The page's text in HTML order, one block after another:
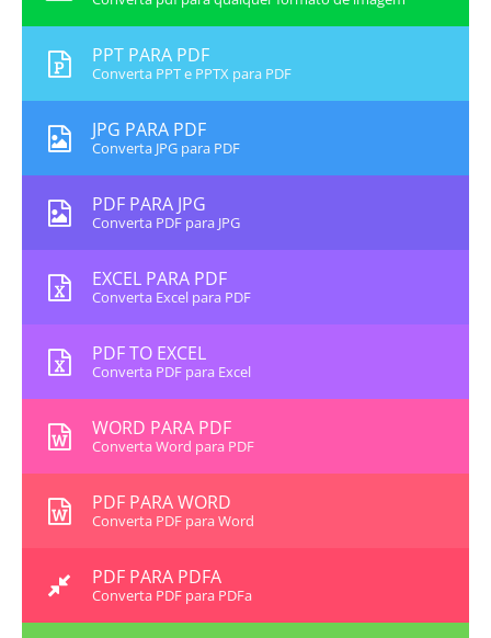
PPT PARA PDF
Converta PPT e PPTX para PDF
JPG PARA PDF
Converta JPG para PDF
PDF PARA JPG
Converta PDF para JPG
EXCEL PARA PDF
Converta Excel para PDF
PDF TO EXCEL
Converta PDF para Excel
WORD PARA PDF
Converta Word para PDF
PDF PARA WORD
Converta PDF para Word
PDF PARA PDFA
Converta PDF para PDFa